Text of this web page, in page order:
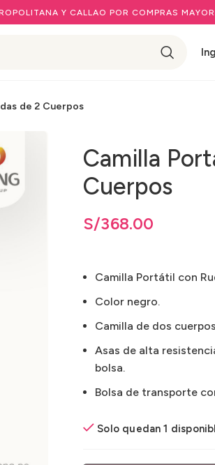
Y CALLAO POR COMPRAS
de 2 Cuerpos
Camilla
Cuerpos
S/368.00
Camilla Portátil con
Color negro.
Camilla de dos
Asas de alta
bolsa.
Bolsa de transporte
Solo quedan 1